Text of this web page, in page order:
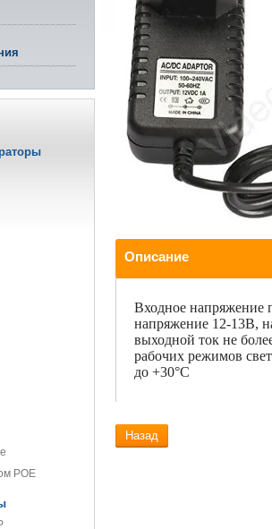
POE
Описание
Входное напряжение
напряжение 12-13В,
выходной ток не
рабочих режимов
до +30°С
Назад